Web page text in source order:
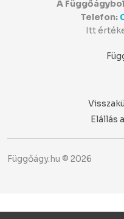
A
Telefon:
Itt
Elállás
Függőágy.hu © 2026